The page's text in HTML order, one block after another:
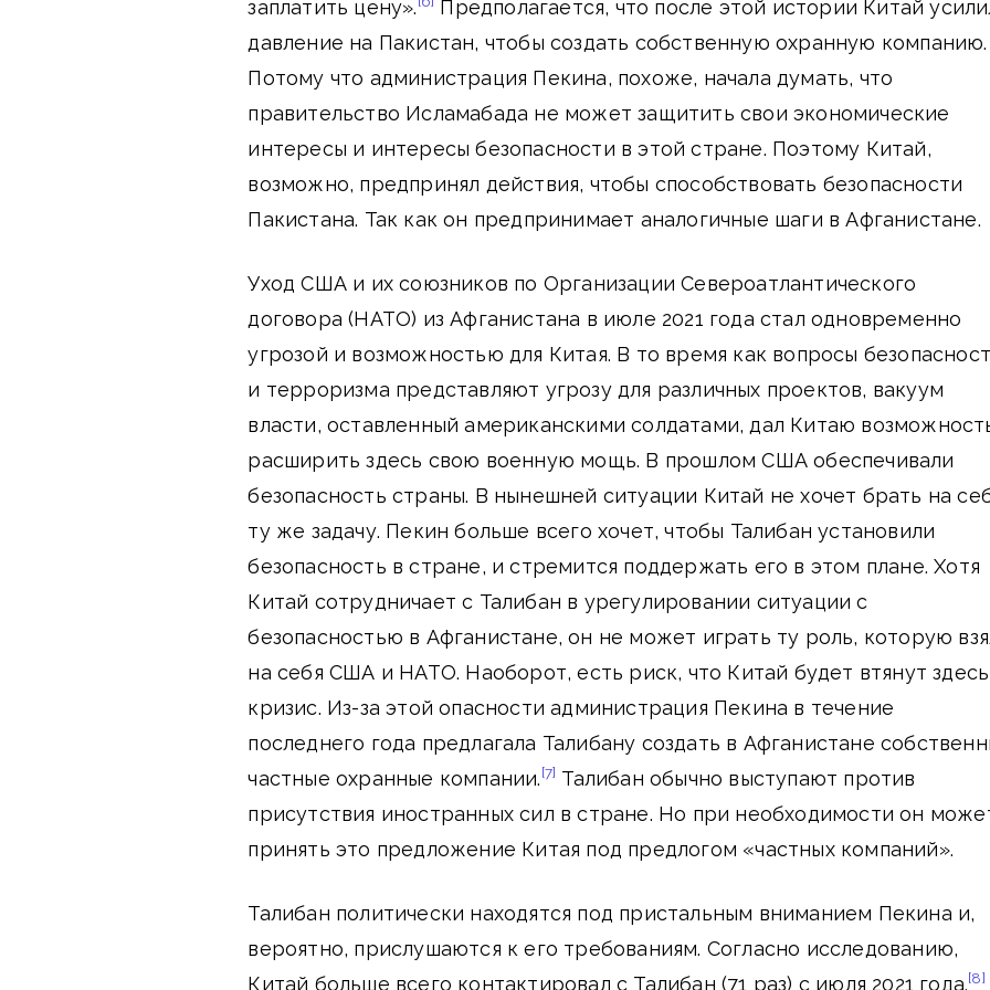
заплатить цену».
Предполагается, что после этой истории Китай
давление на Пакистан, чтобы создать собственную охранную компанию.
Потому что администрация Пекина, похоже, начала думать, что
правительство Исламабада не может защитить свои экономические
интересы и интересы безопасности в этой стране. Поэтому Китай,
возможно, предпринял действия, чтобы способствовать безопасности
Пакистана. Так как он предпринимает аналогичные шаги в Афганистане.
Уход США и их союзников по Организации Североатлантического
договора (НАТО) из Афганистана в июле 2021 года стал одновременно
угрозой и возможностью для Китая. В то время как вопросы
и терроризма представляют угрозу для различных проектов, вакуум
власти, оставленный американскими солдатами, дал Китаю
расширить здесь свою военную мощь. В прошлом США обеспечивали
безопасность страны. В нынешней ситуации Китай не хочет брать на
ту же задачу. Пекин больше всего хочет, чтобы Талибан установили
безопасность в стране, и стремится поддержать его в этом плане. Хотя
Китай сотрудничает с Талибан в урегулировании ситуации с
безопасностью в Афганистане, он не может играть ту роль, которую
на себя США и НАТО. Наоборот, есть риск, что Китай будет втянут
кризис. Из-за этой опасности администрация Пекина в течение
последнего года предлагала Талибану создать в Афганистане
частные охранные компании.[7] Талибан обычно выступают против
присутствия иностранных сил в стране. Но при необходимости он
принять это предложение Китая под предлогом «частных компаний».
Талибан политически находятся под пристальным вниманием Пекина и,
вероятно, прислушаются к его требованиям. Согласно исследованию,
Китай больше всего контактировал с Талибан (71 раз) с июля 2021 года.[8]